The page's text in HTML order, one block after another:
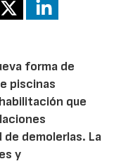
forma de
piscinas
que
demolerlas. La
y